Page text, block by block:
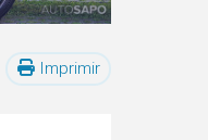
Imprimir